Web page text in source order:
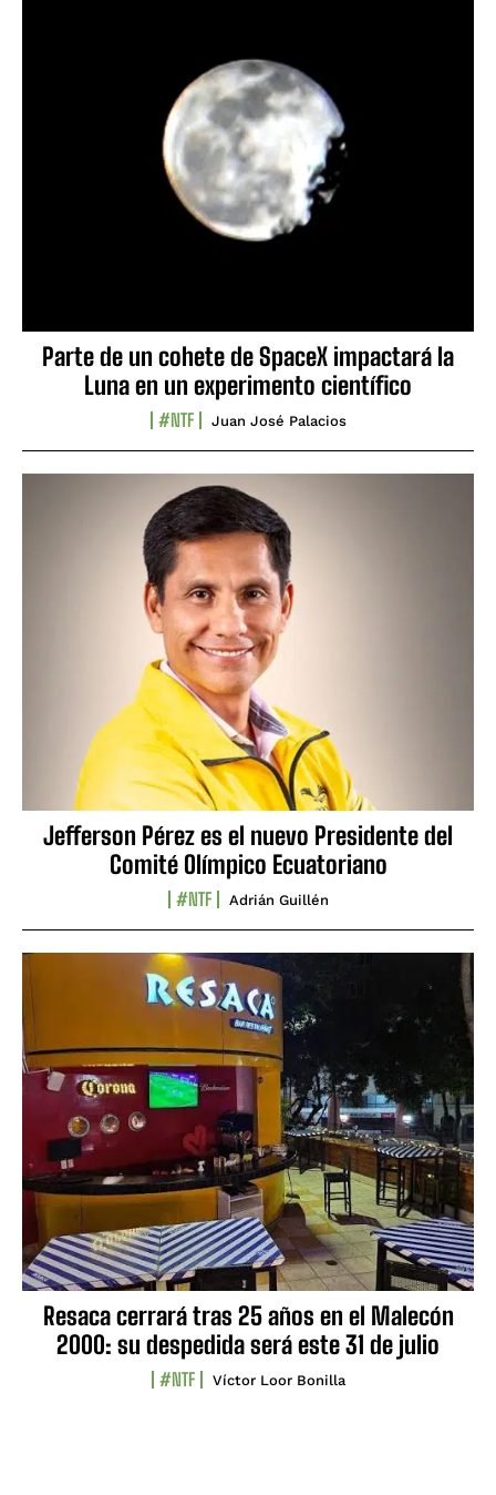
Parte de un cohete de SpaceX impactará la
Luna en un experimento científico
#NTF Juan José Palacios
Jefferson Pérez es el nuevo Presidente del
Comité Olímpico Ecuatoriano
#NTF Adrián Guillén
Resaca cerrará tras 25 años en el Malecón
2000: su despedida será este 31 de julio
#NTF Víctor Loor Bonilla